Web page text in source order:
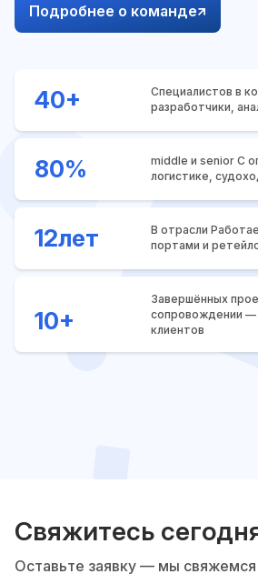
Подробнее о команде
40+
Специалистов в
разработчики,
80%
middle и senior С
логистике,
12лет
В отрасли
портами и
10+
Завершённых
сопровождении —
клиентов
Свяжитесь
Оставьте заявку — мы